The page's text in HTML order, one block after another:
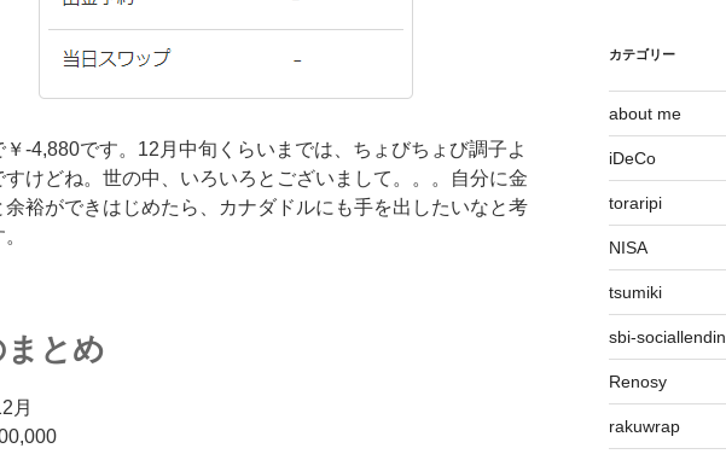
￥-4,880です。12月中旬くらいまでは、ちょびちょび調子よ
すけどね。世の中、いろいろとございまして。。。自分に金
余裕ができはじめたら、カナダドルにも手を出したいなと考
まとめ
月
カテゴリー
about me
iDeCo
toraripi
NISA
tsumiki
sbi-
Renosy
rakuwrap